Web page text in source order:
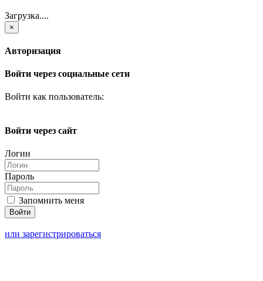
Загрузка....
×
Авторизация
Войти через социальные сети
Войти как пользователь:
Войти через сайт
Логин
Пароль
Запомнить меня
или зарегистрироваться